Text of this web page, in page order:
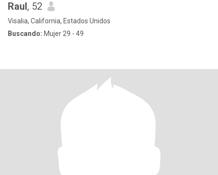
Raul, 52
Visalia, California, Estados Unidos
Buscando: Mujer 29 - 49